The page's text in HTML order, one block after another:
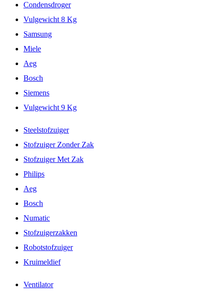
Condensdroger
Vulgewicht 8 Kg
Samsung
Miele
Aeg
Bosch
Siemens
Vulgewicht 9 Kg
Steelstofzuiger
Stofzuiger Zonder Zak
Stofzuiger Met Zak
Philips
Aeg
Bosch
Numatic
Stofzuigerzakken
Robotstofzuiger
Kruimeldief
Ventilator